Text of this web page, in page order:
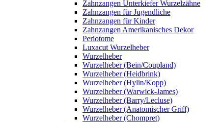
Zahnzangen Unterkiefer Wurzelzähne
Zahnzangen für Jugendliche
Zahnzangen für Kinder
Zahnzangen Amerikanisches Dekor
Periotome
Luxacut Wurzelheber
Wurzelheber
Wurzelheber (Bein/Coupland)
Wurzelheber (Heidbrink)
Wurzelheber (Hylin/Kopp)
Wurzelheber (Warwick-James)
Wurzelheber (Barry/Lecluse)
Wurzelheber (Anatomischer Griff)
Wurzelheber (Chompret)